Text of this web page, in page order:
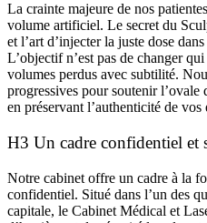
La crainte majeure de nos
volume artificiel. Le secret du
et l’art d’injecter la juste dose
L’objectif n’est pas de changer
volumes perdus avec subtilité.
progressives pour soutenir l’ovale
en préservant l’authenticité de vos
H3 Un cadre confidentiel et
Notre cabinet offre un cadre à la
confidentiel. Situé dans l’un des
capitale, le Cabinet Médical et